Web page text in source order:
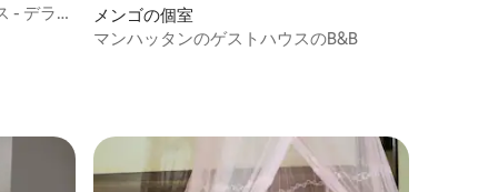
- デラッ
メンゴの個室
マンハッタンのゲストハウスのB&B